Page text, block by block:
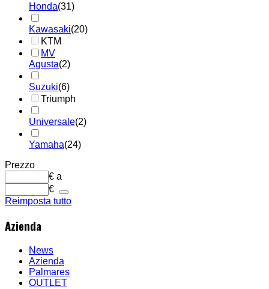
Honda(31)
Kawasaki(20)
KTM
MV
Agusta(2)
Suzuki(6)
Triumph
Universale(2)
Yamaha(24)
Prezzo
€ a
€
Reimposta tutto
Azienda
News
Azienda
Palmares
OUTLET